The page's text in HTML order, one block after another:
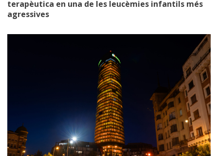
terapèutica en una de les leucèmies infantils més
agressives